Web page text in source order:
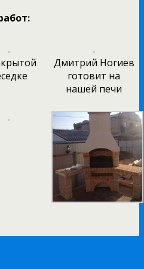
Дмитрий Ногиев
готовит на
нашей печи